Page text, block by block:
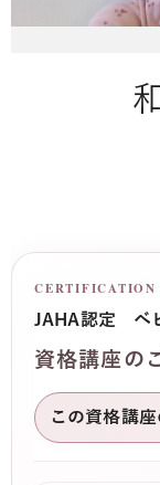
CERTIFICATION
JAHA認定 ベ
資格講座の
この資格講